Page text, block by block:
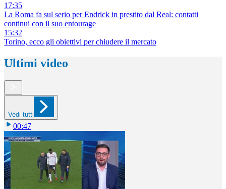
17:35
La Roma fa sul serio per Endrick in prestito dal Real: contatti
continui con il suo entourage
15:32
Torino, ecco gli obiettivi per chiudere il mercato
Ultimi video
Vedi tutti
00:47